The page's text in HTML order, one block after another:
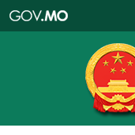
特
政
区
政
口